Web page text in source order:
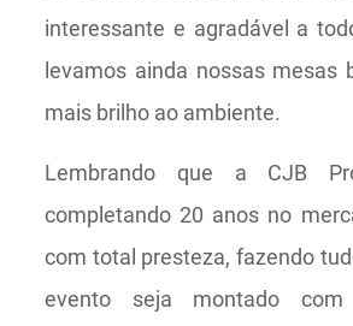
interessante e agradável a
levamos ainda nossas mesas
mais brilho ao ambiente.
Lembrando que a CJB
completando 20 anos no
com total presteza, fazendo
evento seja montado com